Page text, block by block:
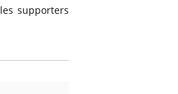
supporters